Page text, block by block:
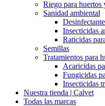
Riego para huertos
Sanidad ambiental
Insecticidas
Raticidas
Semillas
Tratamientos para
Acaricidas
Fungicidas
Insecticidas
Nuestra tienda | Calvet
Todas las marcas